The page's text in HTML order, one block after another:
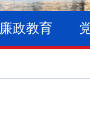
廉政教育